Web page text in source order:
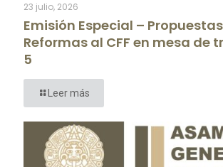
23 julio, 2026
Emisión Especial –
Reformas al CFF en mesa de
5
Leer más